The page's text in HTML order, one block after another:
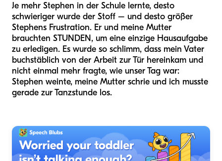
Je mehr Stephen in der Schule lernte, desto
schwieriger wurde der Stoff – und desto größer
Stephens Frustration. Er und meine Mutter
brauchten STUNDEN, um eine einzige Hausaufgabe
zu erledigen. Es wurde so schlimm, dass mein Vater
buchstäblich von der Arbeit zur Tür hereinkam und
nicht einmal mehr fragte, wie unser Tag war:
Stephen weinte, meine Mutter schrie und ich musste
gerade zur Tanzstunde los.